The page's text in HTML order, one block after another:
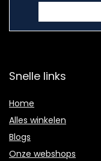
Snelle links
Home
Alles winkelen
Blogs
Onze webshops